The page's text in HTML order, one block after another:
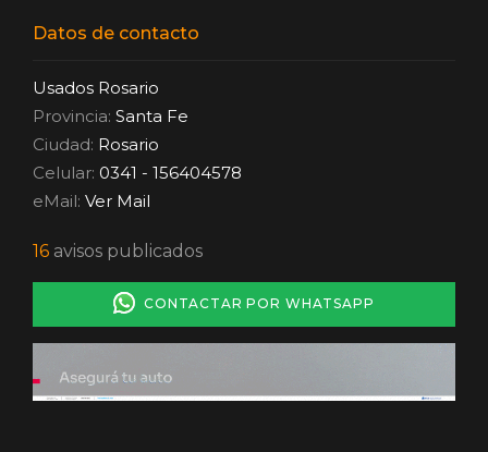
Datos de contacto
Usados Rosario
Provincia: Santa Fe
Ciudad: Rosario
Celular: 0341 - 156404578
eMail: Ver Mail
16 avisos publicados
CONTACTAR POR WHATSAPP